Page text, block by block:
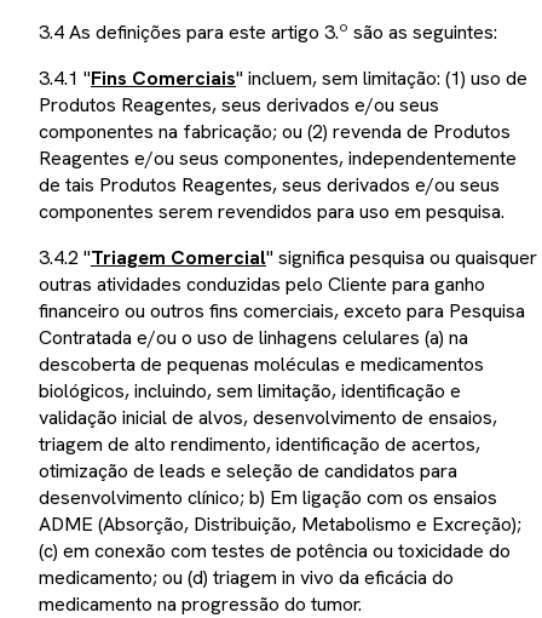
3.4 As definições para este artigo 3.º são as seguintes:
3.4.1 "Fins Comerciais" incluem, sem limitação: (1) uso de
Produtos Reagentes, seus derivados e/ou seus
componentes na fabricação; ou (2) revenda de Produtos
Reagentes e/ou seus componentes, independentemente
de tais Produtos Reagentes, seus derivados e/ou seus
componentes serem revendidos para uso em pesquisa.
3.4.2 "Triagem Comercial" significa pesquisa ou quaisquer
outras atividades conduzidas pelo Cliente para ganho
financeiro ou outros fins comerciais, exceto para Pesquisa
Contratada e/ou o uso de linhagens celulares (a) na
descoberta de pequenas moléculas e medicamentos
biológicos, incluindo, sem limitação, identificação e
validação inicial de alvos, desenvolvimento de ensaios,
triagem de alto rendimento, identificação de acertos,
otimização de leads e seleção de candidatos para
desenvolvimento clínico; b) Em ligação com os ensaios
ADME (Absorção, Distribuição, Metabolismo e Excreção);
(c) em conexão com testes de potência ou toxicidade do
medicamento; ou (d) triagem in vivo da eficácia do
medicamento na progressão do tumor.